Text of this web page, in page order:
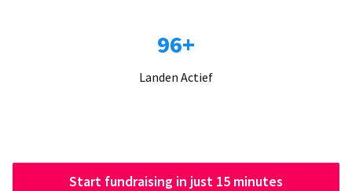
96+
Landen Actief
Start fundraising in just 15 minutes